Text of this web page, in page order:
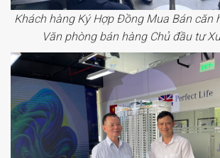
Khách hàng Ký Hợp Đồng Mua Bán căn
Văn phòng bán hàng Chủ đầu tư